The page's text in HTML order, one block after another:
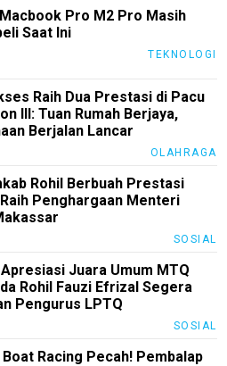
Pro M2 Pro Masih
Saat Ini
TEKNOLOGI
Raih Dua Prestasi di Pacu
III: Tuan Rumah Berjaya,
Berjalan Lancar
OLAHRAGA
Rohil Berbuah Prestasi
Penghargaan Menteri
SOSIAL
Juara Umum MTQ
Rohil Fauzi Efrizal Segera
Pengurus LPTQ
SOSIAL
Racing Pecah! Pembalap